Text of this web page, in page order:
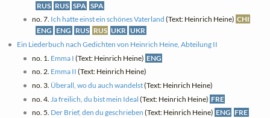
RUS RUS SPA SPA
no. 7. Ich hatte einst ein schönes Vaterland (Text: Heinrich Heine) CHI
ENG ENG RUS RUS UKR UKR
Ein Liederbuch nach Gedichten von Heinrich Heine, Abteilung II
no. 1. Emma I (Text: Heinrich Heine) ENG
no. 2. Emma II (Text: Heinrich Heine)
no. 3. Überall, wo du auch wandelst(Text: Heinrich Heine)
no. 4. Ja freilich, du bist mein Ideal (Text: Heinrich Heine) FRE
no. 5. Der Brief, den du geschrieben (Text: Heinrich Heine) ENG FRE